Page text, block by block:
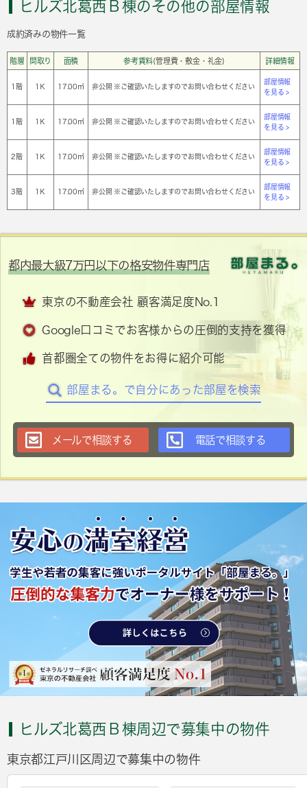
ヒルズ北葛西Ｂ棟のその他の部屋情報
成約済みの物件一覧
階層 間取り 面積 参考賃料(管理費・敷金・礼金) 詳細情報
1階 1Ｋ 17.00㎡ 非公開 ※ご確認いたしますのでお問い合わせください
部屋情報
を見る >
1階 1Ｋ 17.00㎡ 非公開 ※ご確認いたしますのでお問い合わせください
部屋情報
を見る >
2階 1Ｋ 17.00㎡ 非公開 ※ご確認いたしますのでお問い合わせください
部屋情報
を見る >
3階 1Ｋ 17.00㎡ 非公開 ※ご確認いたしますのでお問い合わせください
部屋情報
を見る >
都内最大級7万円以下の格安物件専門店
東京の不動産会社 顧客満足度No.1
Google口コミでお客様からの圧倒的支持を獲得
首都圏全ての物件をお得に紹介可能
部屋まる。で自分にあった部屋を検索
メールで相談する 電話で相談する
ヒルズ北葛西Ｂ棟周辺で募集中の物件
東京都江戸川区周辺で募集中の物件